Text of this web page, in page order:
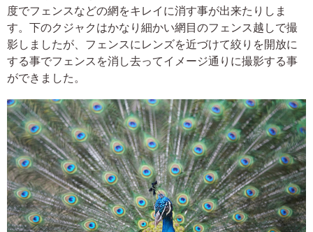
度でフェンスなどの網をキレイに消す事が出来たりしま
す。下のクジャクはかなり細かい網目のフェンス越しで撮
影しましたが、フェンスにレンズを近づけて絞りを開放に
する事でフェンスを消し去ってイメージ通りに撮影する事
ができました。